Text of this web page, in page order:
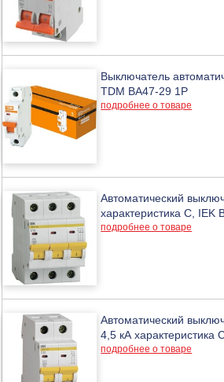
Выключатель
TDM BA47-29 1P
подробнее о товаре
Автоматический
характеристика С, IEK
подробнее о товаре
Автоматический
4,5 кА характеристика
подробнее о товаре